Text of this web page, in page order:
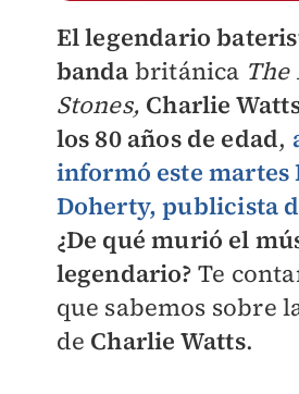
El legendario
banda británica
Stones, Charlie
los 80 años de edad,
informó este martes
Doherty, publicista
¿De qué murió el
legendario? Te
que sabemos sobre
de Charlie Watts.